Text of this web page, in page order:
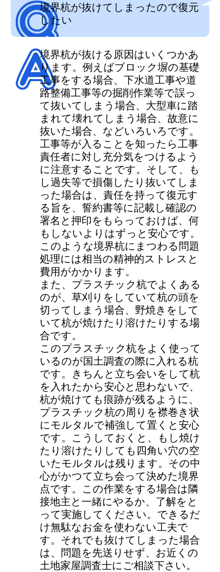
境界杭が抜けてしまったので復元
したい
境界杭が抜ける原因はいくつかあ
ります。例えばブロック塀の基礎
工事をする場合、下水道工事や道
路整備工事等の掘削作業等で誤っ
て抜いてしまう場合、大型車に踏
まれて壊れてしまう場合、故意に
抜いた場合、などいろいろです。
工事等が入ることを知ったら工事
責任者に対し充分気をつけるよう
に注意することです。そして、も
し過失等で損傷したり抜いてしま
った場合は、責任を持って復元す
る旨を、誓約書等に記載し確認の
署名と押印をもらっておけば、何
もしないよりはずっと安心です。
このような境界杭にまつわる問題
処理には相当の精神的ストレスと
費用がかかります。
また、プラスチック杭でよくある
のが、草刈りをしていて杭の頭を
切ってしまう場合、野焼きをして
いて杭が焼けたり溶けたりする場
合です。
このプラスチック杭をよく使って
いるのが国土調査の際に入れる杭
です。きちんと立ち会いをして杭
を入れたから安心と思わないで、
杭が焼けても痕跡が残るように、
プラスチック杭の周りを襟巻き状
にモルタルで補強して置くと安心
です。こうしておくと、もし焼け
たり溶けたりしても四角い穴の空
いたモルタルは残ります。その中
心がかつて立ち会って決めた境界
点です。この作業をする場合は隣
接地主と一緒にやるか、了解をと
って実施してください。できるだ
け無駄なお金を使わない工夫で
す。それでも抜けてしまった場合
は、問題を先送りせず、お近くの
土地家屋調査士にご相談下さい。